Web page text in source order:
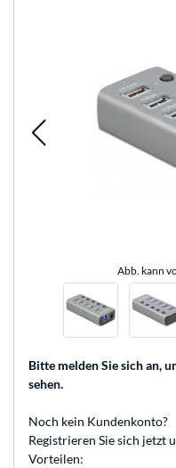
Abb. kann
Bitte melden Sie sich an,
sehen.
Noch kein Kundenkonto?
Registrieren Sie sich jetzt
Vorteilen: